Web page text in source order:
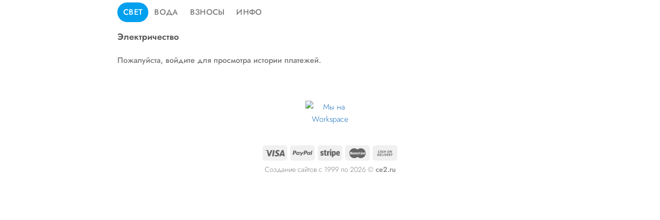
СВЕТ ВОДА ВЗНОСЫ ИНФО
Электричество
Пожалуйста, войдите для просмотра истории платежей.
Создание сайтов с 1999 по 2026 © ce2.ru